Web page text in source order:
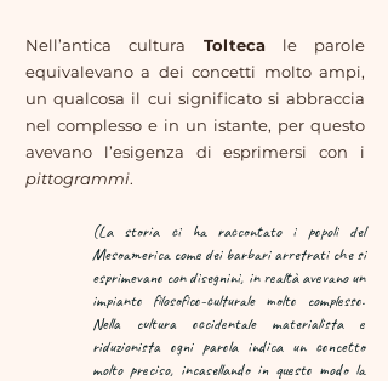
Nell’antica cultura Toltecale parole
equivalevano a dei concetti molto ampi,
un qualcosa il cui significato si abbraccia
nel complesso e in un istante, per questo
avevano l’esigenza di esprimersi con i
pittogrammi.
(La storia ci ha raccontato i popoli del
Mesoamerica come dei barbari arretrati che si
esprimevano con disegnini, in realtà avevano un
impianto filosofico-culturale molto complesso.
Nella cultura occidentale materialista e
riduzionista ogni parola indica un concetto
molto preciso, incasellando in questo modo la